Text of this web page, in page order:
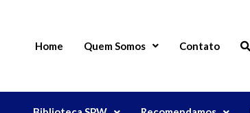
Home Quem Somos Contato